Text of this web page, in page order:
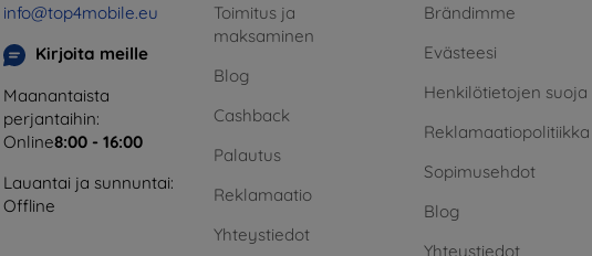
info@top4mobile.eu
Kirjoita meille
Maanantaista
perjantaihin:
Online8:00 - 16:00
Lauantai ja sunnuntai:
Offline
Toimitus ja
maksaminen
Blog
Cashback
Palautus
Reklamaatio
Yhteystiedot
Brändimme
Evästeesi
Henkilötietojen suoja
Reklamaatiopolitiikka
Sopimusehdot
Blog
Yhteystiedot